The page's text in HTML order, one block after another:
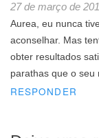
27 de março de
Aurea, eu nunca
aconselhar. Mas
obter resultados
parathas que o
RESPONDER